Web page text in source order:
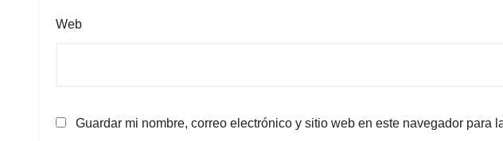
Web
Guardar mi nombre, correo electrónico y sitio web en este navegador para